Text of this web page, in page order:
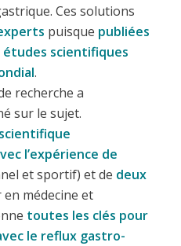
Ces solutions
puisque publiées
études scientifiques
.
recherche a
sur le sujet.
l’expérience de
et sportif) et de deux
médecine et
toutes les clés pour
le reflux gastro-